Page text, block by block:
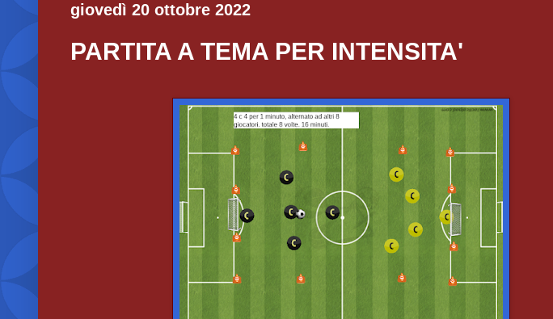
giovedì 20 ottobre 2022
PARTITA A TEMA PER INTENSITA'